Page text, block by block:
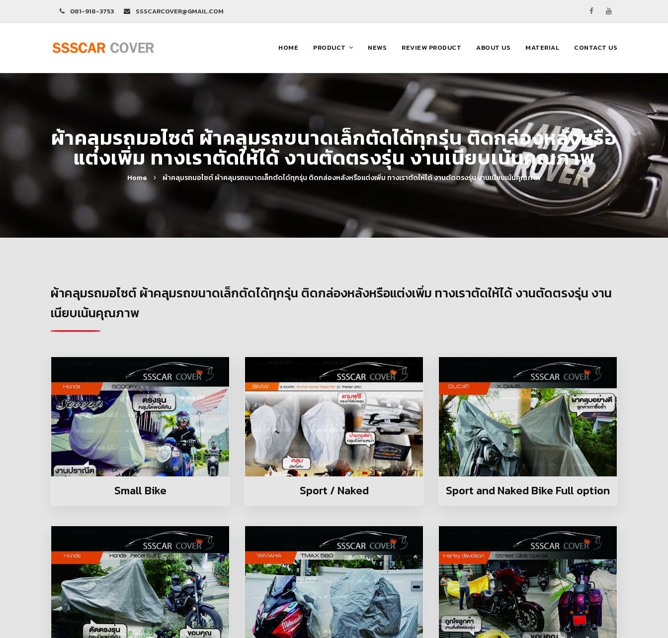
081-918-3753 SSSCARCOVER@GMAIL.COM
HOME PRODUCT NEWS REVIEW PRODUCT ABOUT US MATERIAL CONTACT US
ผ้าคลุมรถมอไซต์ ผ้าคลุมรถขนาดเล็กตัดได้ทุกรุ่น ติดกล่องหลังหรือ
แต่งเพิ่ม ทางเราตัดให้ได้ งานตัดตรงรุ่น งานเนียบเน้นคุณภาพ
Home ผ้าคลุมรถมอไซต์ ผ้าคลุมรถขนาดเล็กตัดได้ทุกรุ่น ติดกล่องหลังหรือแต่งเพิ่ม ทางเราตัดให้ได้ งานตัดตรงรุ่น งานเนียบเน้นคุณภาพ
ผ้าคลุมรถมอไซต์ ผ้าคลุมรถขนาดเล็กตัดได้ทุกรุ่น ติดกล่องหลังหรือแต่งเพิ่ม ทางเราตัดให้ได้ งานตัดตรงรุ่น งาน
เนียบเน้นคุณภาพ
Small Bike Sport / Naked Sport and Naked Bike Full option